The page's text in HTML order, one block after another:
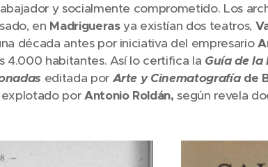
y socialmente comprometido. Los
en Madriguerasya existían dos teatros,
década antes por iniciativa del empresario
4.000 habitantes. Así lo certifica la Guía de la
editada por Arte y Cinematografíade
porAntonio Roldán, según revela